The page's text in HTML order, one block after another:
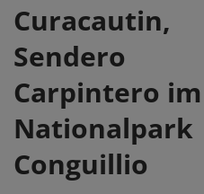
Curacautin,
Sendero
Carpintero im
Nationalpark
Conguillio